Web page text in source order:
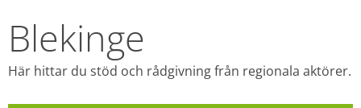
Blekinge
Här hittar du stöd och rådgivning från regionala aktörer.